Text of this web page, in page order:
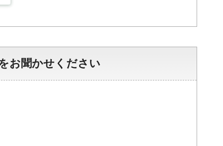
お聞かせください